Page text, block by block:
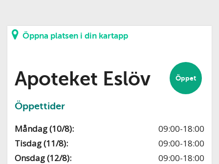
Öppna platsen i din kartapp
Öppet
Apoteket Eslöv
Öppettider
Måndag (10/8):
09:00-18:00
Tisdag (11/8):
09:00-18:00
Onsdag (12/8):
09:00-18:00